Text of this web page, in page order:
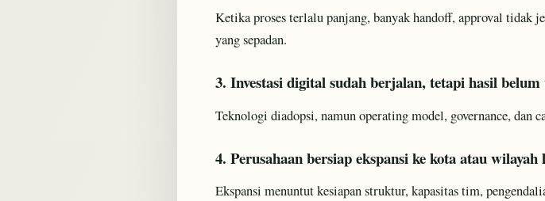
Ketika proses terlalu panjang, banyak handoff, approval tidak
yang sepadan.
3. Investasi digital sudah berjalan, tetapi hasil belum
Teknologi diadopsi, namun operating model, governance, dan
4. Perusahaan bersiap ekspansi ke kota atau wilayah
Ekspansi menuntut kesiapan struktur, kapasitas tim,